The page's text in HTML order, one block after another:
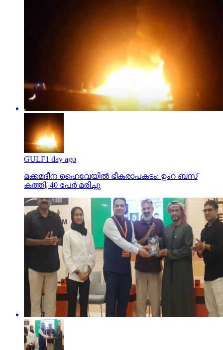
GULF1 day ago
മക്കമദീന ഹൈവേയില്‍ ഭീകരാപകടം: ഉംറ ബസ്
കത്തി, 40 പേര്‍ മരിച്ചു